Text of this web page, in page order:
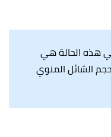
هذه الحالة هي
السّائل المنوي